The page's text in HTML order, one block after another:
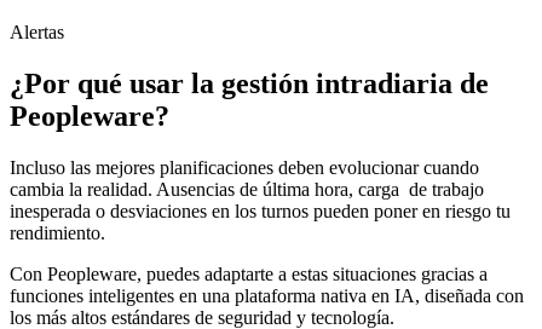
Alertas
¿Por qué usar la gestión intradiaria de
Peopleware?
Incluso las mejores planificaciones deben evolucionar cuando
cambia la realidad. Ausencias de última hora, carga de trabajo
inesperada o desviaciones en los turnos pueden poner en riesgo tu
rendimiento.
Con Peopleware, puedes adaptarte a estas situaciones gracias a
funciones inteligentes en una plataforma nativa en IA, diseñada con
los más altos estándares de seguridad y tecnología.